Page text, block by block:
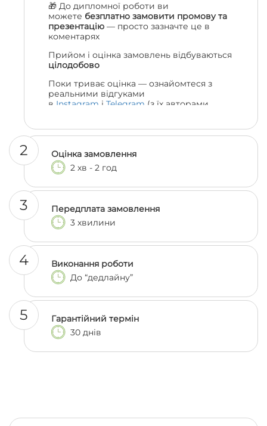
🎁 До дипломної роботи ви
можете безплатно замовити промову та
презентацію — просто зазначте це в
коментарях
Прийом і оцінка замовлень відбуваються
цілодобово
Поки триває оцінка — ознайомтеся з
реальними відгуками
в Instagram і Telegram (з їх авторами
2
Оцінка замовлення
2 хв - 2 год
3
Передплата замовлення
3 хвилини
4
Виконання роботи
До “дедлайну”
5
Гарантійний термін
30 днів